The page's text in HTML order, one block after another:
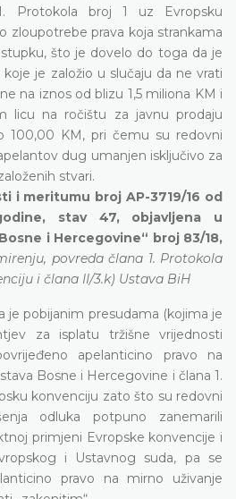
Protokola broj 1 uz Evropsku
zloupotrebe prava koja strankama
što je dovelo do toga da je
je založio u slučaju da ne vrati
na iznos od blizu 1,5 miliona KM i
licu na ročištu za javnu prodaju
100,00 KM, pri čemu su redovni
dug umanjen isključivo za
stvari.
i meritumu broj AP-3719/16 od
stav 47, objavljena u
i Hercegovine“ broj 83/18,
povreda člana 1. Protokola
i člana II/3.k) Ustava BiH
je pobijanim presudama (kojima je
za isplatu tržišne vrijednosti
apelanticino pravo na
Bosne i Hercegovine i člana 1.
konvenciju zato što su redovni
odluka potpuno zanemarili
primjeni Evropske konvencije i
i Ustavnog suda, pa se
pravo na mirno uživanje